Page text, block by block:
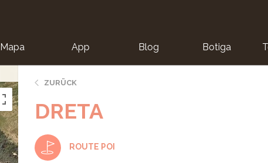
Mapa App Blog Botiga
ZURÜCK
DRETA
ROUTE POI